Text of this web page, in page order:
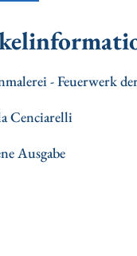
- Feuerwerk
Cenciarelli
Ausgabe